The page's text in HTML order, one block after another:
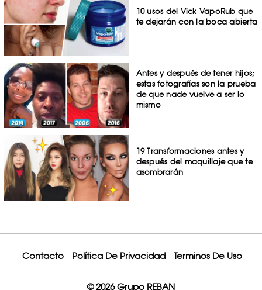
10 usos del Vick VapoRub que
te dejarán con la boca abierta
Antes y después de tener hijos;
estas fotografías son la prueba
de que nade vuelve a ser lo
mismo
19 Transformaciones antes y
después del maquillaje que te
asombrarán
Contacto Política De Privacidad Terminos De Uso
© 2026 Grupo REBAN